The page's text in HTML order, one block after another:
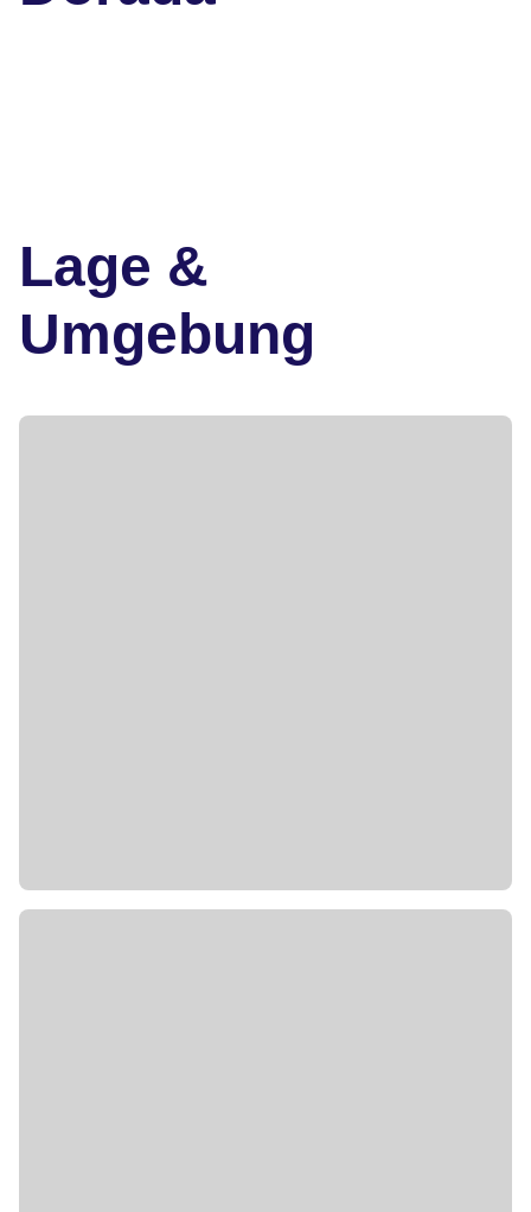
Lage &
Umgebung